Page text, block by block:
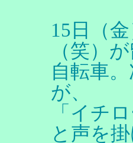
15日（
（笑）
自転車
が、
「イチ
と声を